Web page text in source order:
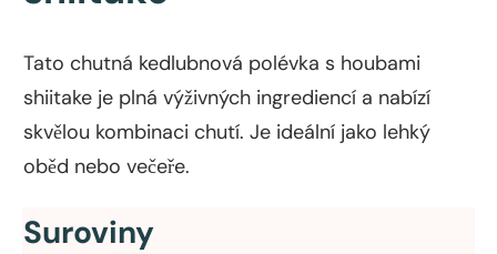
Tato chutná kedlubnová polévka s houbami
shiitake je plná výživných ingrediencí a nabízí
skvělou kombinaci chutí. Je ideální jako lehký
oběd nebo večeře.
Suroviny